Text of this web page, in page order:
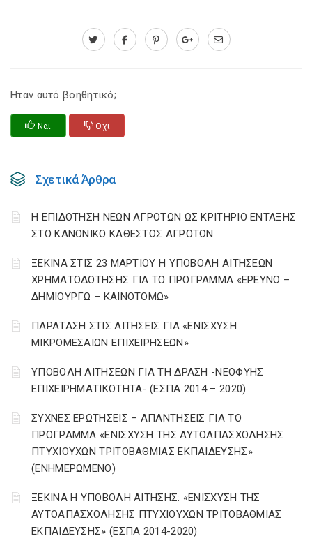
Ηταν αυτό βοηθητικό;
Ναι Οχι
Σχετικά Άρθρα
Η ΕΠΙΔΟΤΗΣΗ ΝΕΩΝ ΑΓΡΟΤΩΝ ΩΣ ΚΡΙΤΗΡΙΟ ΕΝΤΑΞΗΣ
ΣΤΟ ΚΑΝΟΝΙΚΟ ΚΑΘΕΣΤΩΣ ΑΓΡΟΤΩΝ
ΞΕΚΙΝΑ ΣΤΙΣ 23 ΜΑΡΤΙΟΥ Η ΥΠΟΒΟΛΗ ΑΙΤΗΣΕΩΝ
ΧΡΗΜΑΤΟΔΟΤΗΣΗΣ ΓΙΑ ΤΟ ΠΡΟΓΡΑΜΜΑ «ΕΡΕΥΝΩ –
ΔΗΜΙΟΥΡΓΩ – ΚΑΙΝΟΤΟΜΩ»
ΠΑΡΑΤΑΣΗ ΣΤΙΣ ΑΙΤΗΣΕΙΣ ΓΙΑ «ΕΝΙΣΧΥΣΗ
ΜΙΚΡΟΜΕΣΑΙΩΝ ΕΠΙΧΕΙΡΗΣΕΩΝ»
ΥΠΟΒΟΛΗ ΑΙΤΗΣΕΩΝ ΓΙΑ ΤΗ ΔΡΑΣΗ -ΝΕΟΦΥΗΣ
ΕΠΙΧΕΙΡΗΜΑΤΙΚΟΤΗΤΑ- (ΕΣΠΑ 2014 – 2020)
ΣΥΧΝΕΣ ΕΡΩΤΗΣΕΙΣ – ΑΠΑΝΤΗΣΕΙΣ ΓΙΑ ΤΟ
ΠΡΟΓΡΑΜΜΑ «ΕΝΙΣΧΥΣΗ ΤΗΣ ΑΥΤΟΑΠΑΣΧΟΛΗΣΗΣ
ΠΤΥΧΙΟΥΧΩΝ ΤΡΙΤΟΒΑΘΜΙΑΣ ΕΚΠΑΙΔΕΥΣΗΣ»
(ΕΝΗΜΕΡΩΜΕΝΟ)
ΞΕΚΙΝΑ Η ΥΠΟΒΟΛΗ ΑΙΤΗΣΗΣ: «ΕΝΙΣΧΥΣΗ ΤΗΣ
ΑΥΤΟΑΠΑΣΧΟΛΗΣΗΣ ΠΤΥΧΙΟΥΧΩΝ ΤΡΙΤΟΒΑΘΜΙΑΣ
ΕΚΠΑΙΔΕΥΣΗΣ» (ΕΣΠΑ 2014-2020)